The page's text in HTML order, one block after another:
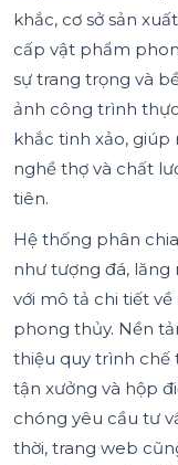
khắc, cơ sở sản
cấp vật phẩm
sự trang trọng và
ảnh công trình
khắc tinh xảo, giúp
nghề thợ và chất
tiên.
Hệ thống phân
như tượng đá, lăng
với mô tả chi tiết
phong thủy. Nền
thiệu quy trình chế
tận xưởng và hộp
chóng yêu cầu tư
thời, trang web